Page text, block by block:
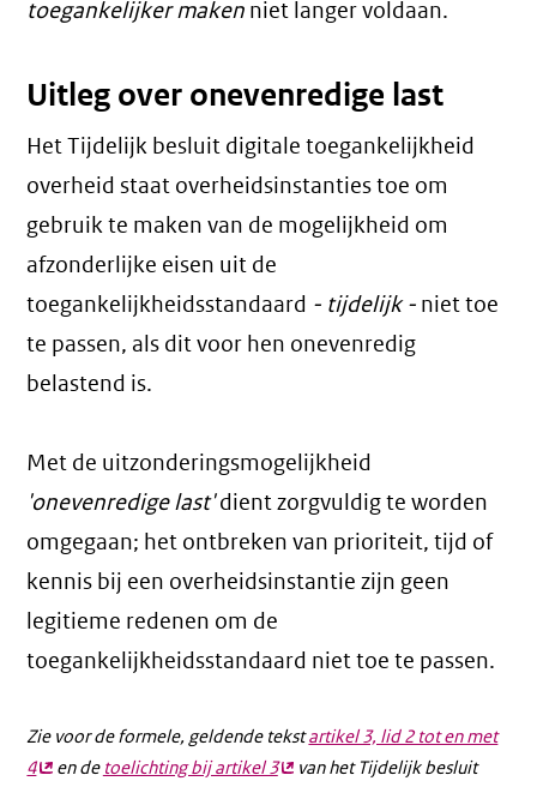
toegankelijker maken niet langer voldaan.
Uitleg over onevenredige last
Het Tijdelijk besluit digitale toegankelijkheid
overheid staat overheidsinstanties toe om
gebruik te maken van de mogelijkheid om
afzonderlijke eisen uit de
toegankelijkheidsstandaard - tijdelijk - niet toe
te passen, als dit voor hen onevenredig
belastend is.
Met de uitzonderingsmogelijkheid
'onevenredige last'dient zorgvuldig te worden
omgegaan; het ontbreken van prioriteit, tijd of
kennis bij een overheidsinstantie zijn geen
legitieme redenen om de
toegankelijkheidsstandaard niet toe te passen.
Zie voor de formele, geldende tekstartikel 3, lid 2 tot en met
4(externe
en de toelichting bij artikel 3(externe
van het Tijdelijk besluit